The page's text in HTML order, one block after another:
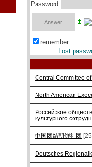
Password:
remember
Lost
Central Committee
North American
Российское
культурного
中国团结朝鲜社团
Deutsches